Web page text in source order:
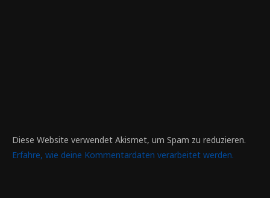
Diese Website verwendet Akismet, um Spam zu reduzieren.
Erfahre, wie deine Kommentardaten verarbeitet werden.